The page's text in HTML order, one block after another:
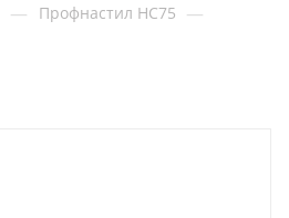
— Профнастил НС75 —